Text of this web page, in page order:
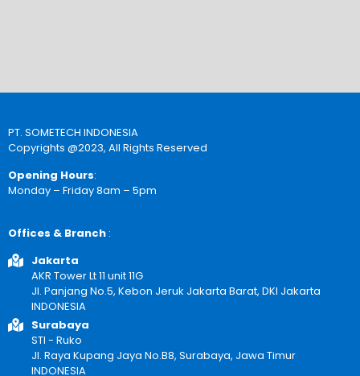
PT. SOMETECH INDONESIA
Copyrights @2023, All Rights Reserved
Opening Hours:
Monday – Friday 8am – 5pm
Offices & Branch :
Jakarta
AKR Tower Lt 11 unit 11G
Jl. Panjang No.5, Kebon Jeruk Jakarta Barat, DKI Jakarta
INDONESIA
Surabaya
STI - Ruko
Jl. Raya Kupang Jaya No.B8, Surabaya, Jawa Timur
INDONESIA